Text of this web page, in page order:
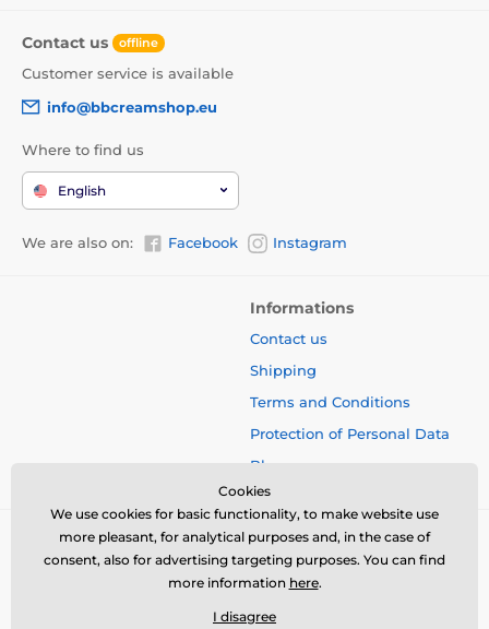
Contact us offline
Customer service is available
info@bbcreamshop.eu
Where to find us
English
We are also on: Facebook Instagram
Informations
Contact us
Shipping
Terms and Conditions
Protection of Personal Data
Blog
Cookies
We use cookies for basic functionality, to make website use
more pleasant, for analytical purposes and, in the case of
consent, also for advertising targeting purposes. You can find
more information here.
I disagree